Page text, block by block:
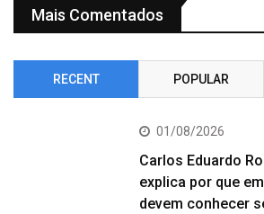
Mais Comentados
RECENT POPULAR
01/08/2026
Carlos Eduardo
explica por que
devem conhecer